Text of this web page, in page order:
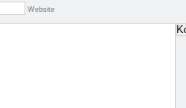
Website